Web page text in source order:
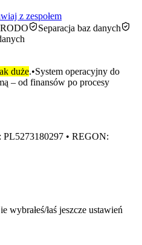
z zespołem
RODO
Separacja baz danych
duże.•System operacyjny do
– od finansów po procesy
• REGON:
wybrałeś/łaś jeszcze ustawień